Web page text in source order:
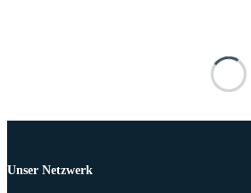
Unser Netzwerk